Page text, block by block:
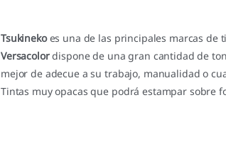
Tsukinekoes una de las principales marcas de
Versacolordispone de una gran cantidad de
mejor de adecue a su trabajo, manualidad o
Tintas muy opacas que podrá estampar sobre